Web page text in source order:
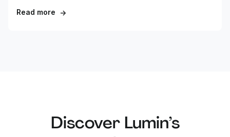
para enviar, unir varios JPG en un único PDF es una tarea
Read more →
Discover Lumin’s